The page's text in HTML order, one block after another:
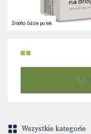
Źródło:Gdzie po lek
■■
Wszystkie kategorie